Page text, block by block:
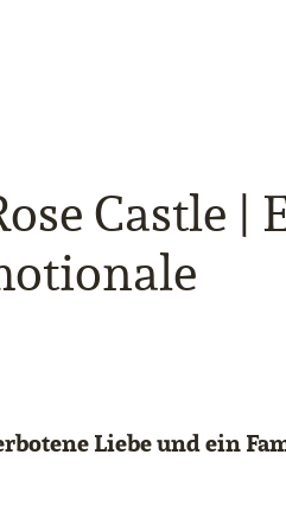
Castle |
Liebe und ein